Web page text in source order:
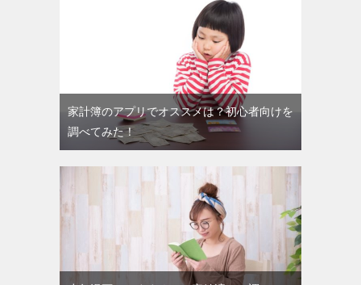
家計簿のアプリでオススメは？初心者向けを
調べてみた！